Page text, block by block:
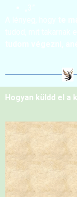
Hogyan küldd el